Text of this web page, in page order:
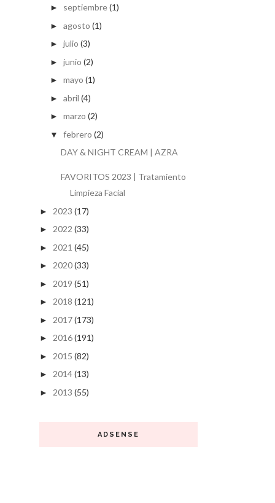
► septiembre(1)
► agosto (1)
► julio (3)
► junio (2)
► mayo (1)
► abril (4)
► marzo (2)
▼ febrero (2)
DAY & NIGHT CREAM | AZRA
FAVORITOS 2023 | Tratamiento
Limpieza Facial
► 2023 (17)
► 2022 (33)
► 2021 (45)
► 2020(33)
► 2019 (51)
► 2018 (121)
► 2017(173)
► 2016(191)
► 2015 (82)
► 2014(13)
► 2013 (55)
ADSENSE